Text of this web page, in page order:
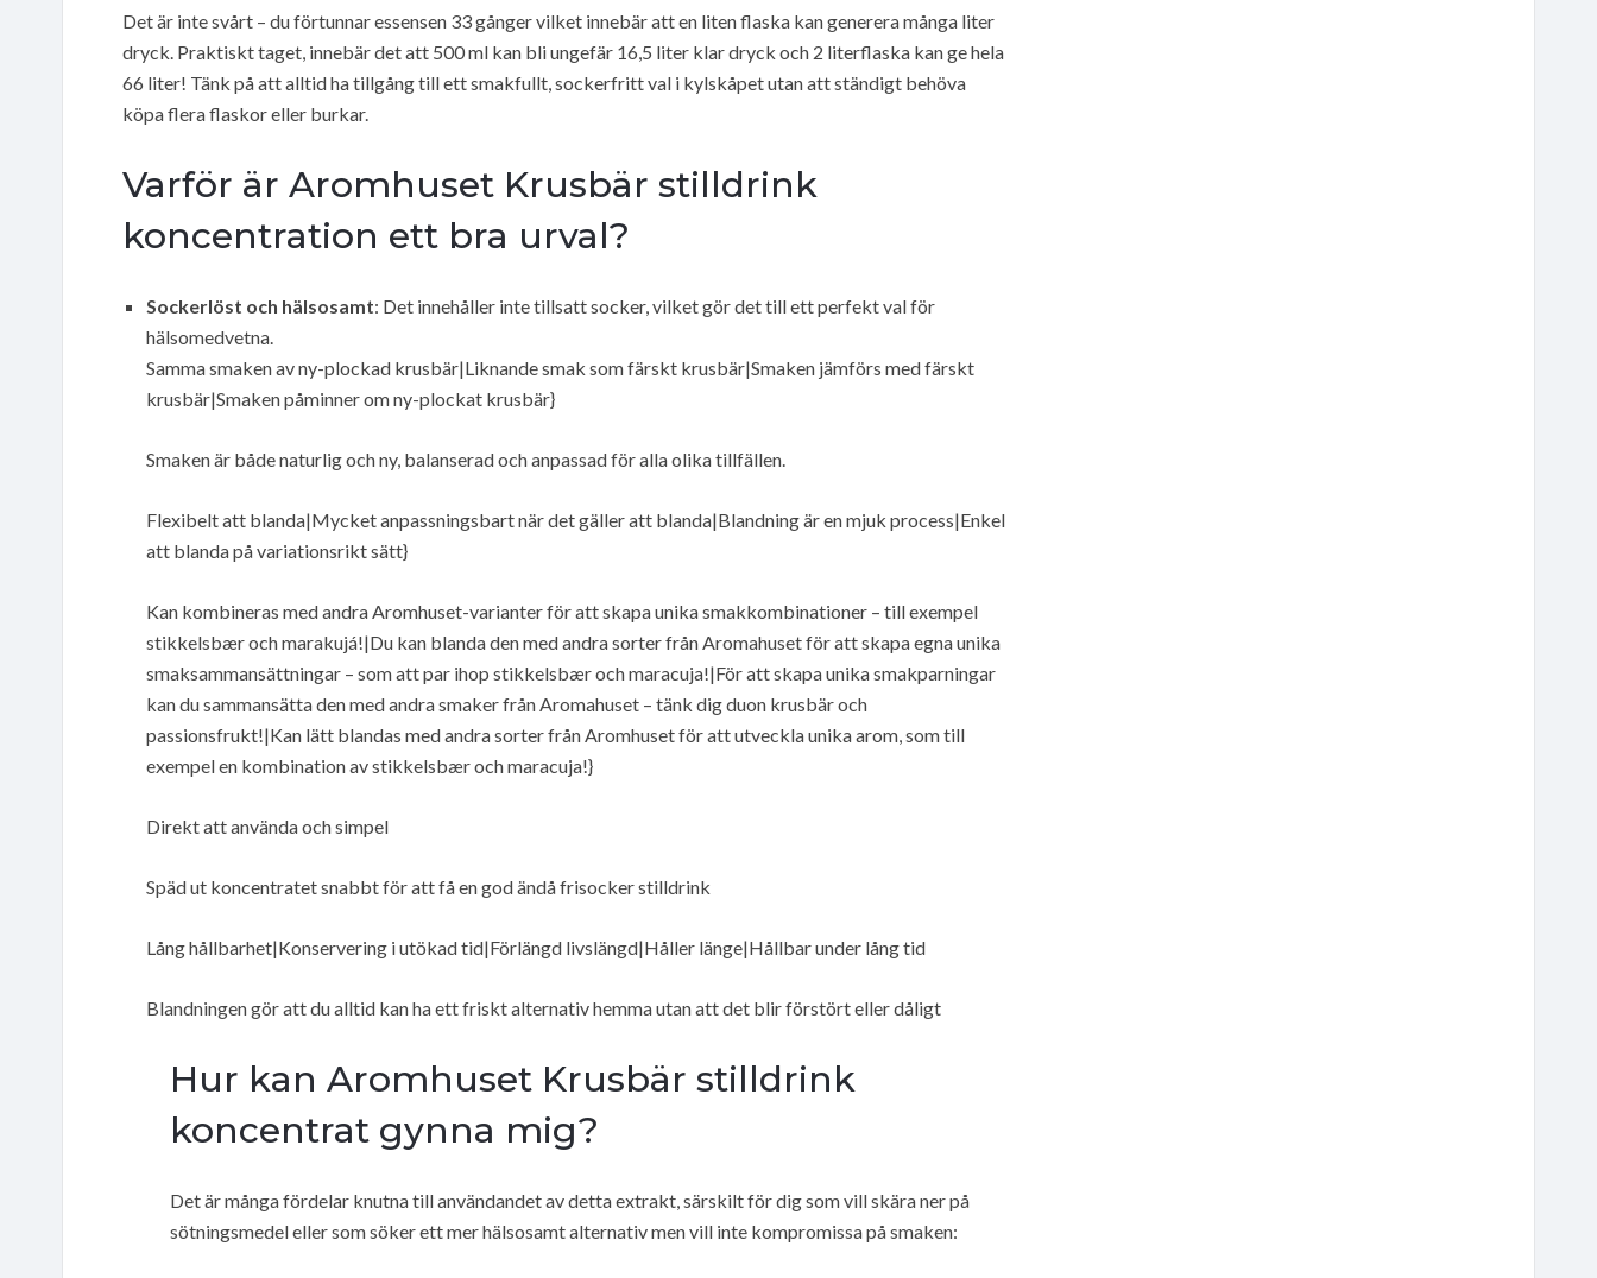
Det är inte svårt – du förtunnar essensen 33 gånger vilket innebär att en liten flaska kan generera många liter
dryck. Praktiskt taget, innebär det att 500 ml kan bli ungefär 16,5 liter klar dryck och 2 literflaska kan ge hela
66 liter! Tänk på att alltid ha tillgång till ett smakfullt, sockerfritt val i kylskåpet utan att ständigt behöva
köpa flera flaskor eller burkar.
Varför är Aromhuset Krusbär stilldrink
koncentration ett bra urval?
Sockerlöst och hälsosamt: Det innehåller inte tillsatt socker, vilket gör det till ett perfekt val för
hälsomedvetna.
Samma smaken av ny-plockad krusbär|Liknande smak som färskt krusbär|Smaken jämförs med färskt
krusbär|Smaken påminner om ny-plockat krusbär}
Smaken är både naturlig och ny, balanserad och anpassad för alla olika tillfällen.
Flexibelt att blanda|Mycket anpassningsbart när det gäller att blanda|Blandning är en mjuk process|Enkel
att blanda på variationsrikt sätt}
Kan kombineras med andra Aromhuset-varianter för att skapa unika smakkombinationer – till exempel
stikkelsbær och marakujá!|Du kan blanda den med andra sorter från Aromahuset för att skapa egna unika
smaksammansättningar – som att par ihop stikkelsbær och maracuja!|För att skapa unika smakparningar
kan du sammansätta den med andra smaker från Aromahuset – tänk dig duon krusbär och
passionsfrukt!|Kan lätt blandas med andra sorter från Aromhuset för att utveckla unika arom, som till
exempel en kombination av stikkelsbær och maracuja!}
Direkt att använda och simpel
Späd ut koncentratet snabbt för att få en god ändå frisocker stilldrink
Lång hållbarhet|Konservering i utökad tid|Förlängd livslängd|Håller länge|Hållbar under lång tid
Blandningen gör att du alltid kan ha ett friskt alternativ hemma utan att det blir förstört eller dåligt
Hur kan Aromhuset Krusbär stilldrink
koncentrat gynna mig?
Det är många fördelar knutna till användandet av detta extrakt, särskilt för dig som vill skära ner på
sötningsmedel eller som söker ett mer hälsosamt alternativ men vill inte kompromissa på smaken: